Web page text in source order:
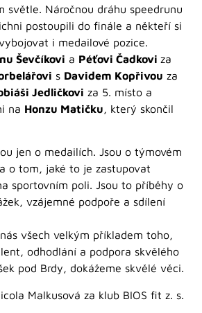
světle. Náročnou dráhu speedrunu
postoupili do finále a někteří si
i medailové pozice.
Ševčíkovi a Péťovi Čadkovi za
s Davidem Kopřivou za
Jedličkovi za 5. místo a
na Honzu Matičku, který skončil
jen o medailích. Jsou o týmovém
o tom, jaké to je zastupovat
sportovním poli. Jsou to příběhy o
vzájemné podpoře a sdílení
všech velkým příkladem toho,
odhodlání a podpora skvělého
pod Brdy, dokážeme skvělé věci.
Malkusová za klub BIOS fit z. s.